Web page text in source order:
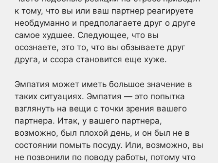
к тому, что вы или ваш партнер реагируете
необдуманно и предполагаете друг о друге
самое худшее. Следующее, что вы
осознаете, это то, что вы обзываете друг
друга, и ссора становится еще хуже.
Эмпатия может иметь большое значение в
таких ситуациях. Эмпатия — это попытка
взглянуть на вещи с точки зрения вашего
партнера. Итак, у вашего партнера,
возможно, был плохой день, и он был не в
состоянии помыть посуду. Или, возможно, вы
не позвонили по поводу работы, потому что